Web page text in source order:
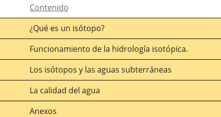
Contenido
¿Qué es un isótopo?
Funcionamiento de la hidrología isotópica.
Los isótopos y las aguas subterráneas
La calidad del agua
Anexos